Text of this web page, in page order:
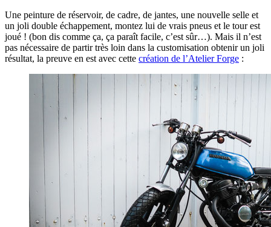
Une peinture de réservoir, de cadre, de jantes, une nouvelle selle et
un joli double échappement, montez lui de vrais pneus et le tour est
joué ! (bon dis comme ça, ça paraît facile, c’est sûr…). Mais il n’est
pas nécessaire de partir très loin dans la customisation obtenir un joli
résultat, la preuve en est avec cette création de l’Atelier Forge :